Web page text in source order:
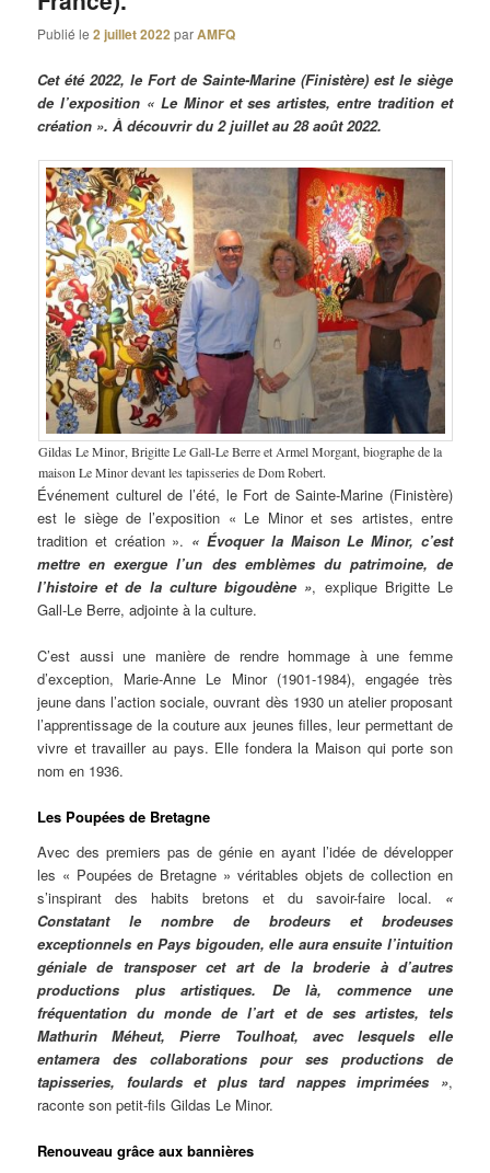
Publié le2 juillet 2022 parAMFQ
Cet été 2022, le Fort de Sainte-Marine (Finistère) est le siège
de l’exposition « Le Minor et ses artistes, entre tradition et
création ». À découvrir du 2 juillet au 28 août 2022.
Gildas Le Minor, Brigitte Le Gall-Le Berre et Armel Morgant, biographe de la
maison Le Minor devant les tapisseries de Dom Robert.
Événement culturel de l’été, le Fort de Sainte-Marine (Finistère)
est le siège de l’exposition « Le Minor et ses artistes, entre
tradition et création ». « Évoquer la Maison Le Minor, c’est
mettre en exergue l’un des emblèmes du patrimoine, de
l’histoire et de la culture bigoudène », explique Brigitte Le
Gall-Le Berre, adjointe à la culture.
C’est aussi une manière de rendre hommage à une femme
d’exception, Marie-Anne Le Minor (1901-1984), engagée très
jeune dans l’action sociale, ouvrant dès 1930 un atelier proposant
l’apprentissage de la couture aux jeunes filles, leur permettant de
vivre et travailler au pays. Elle fondera la Maison qui porte son
nom en 1936.
Les Poupées de Bretagne
Avec des premiers pas de génie en ayant l’idée de développer
les « Poupées de Bretagne » véritables objets de collection en
s’inspirant des habits bretons et du savoir-faire local. «
Constatant le nombre de brodeurs et brodeuses
exceptionnels en Pays bigouden, elle aura ensuite l’intuition
géniale de transposer cet art de la broderie à d’autres
productions plus artistiques. De là, commence une
fréquentation du monde de l’art et de ses artistes, tels
Mathurin Méheut, Pierre Toulhoat, avec lesquels elle
entamera des collaborations pour ses productions de
tapisseries, foulards et plus tard nappes imprimées »,
raconte son petit-fils Gildas Le Minor.
Renouveau grâce aux bannières